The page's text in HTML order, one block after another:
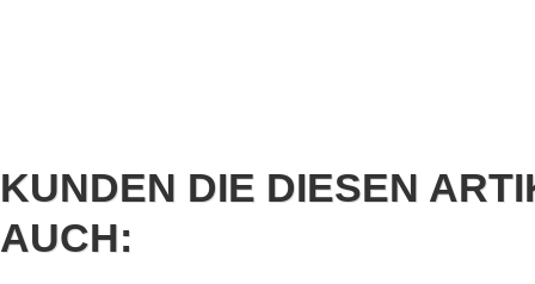
KUNDEN DIE DIESEN
AUCH: